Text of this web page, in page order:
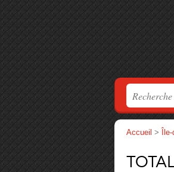
Accueil >